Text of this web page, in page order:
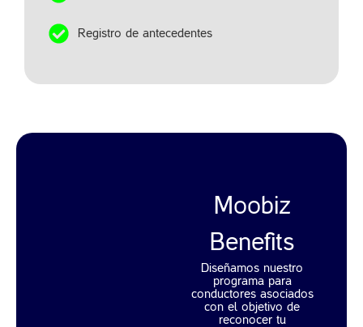
Registro de antecedentes
Moobiz
Benefits
Diseñamos nuestro
programa para
conductoresasociados
con el objetivo de
reconocer tu